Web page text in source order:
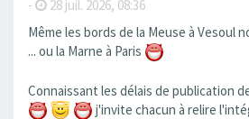
- 28 juil. 2026, 08:36
Même les bords de la Meuse à Vesoul
... ou la Marne à Paris
Connaissant les délais de publication
j'invite chacun à relire